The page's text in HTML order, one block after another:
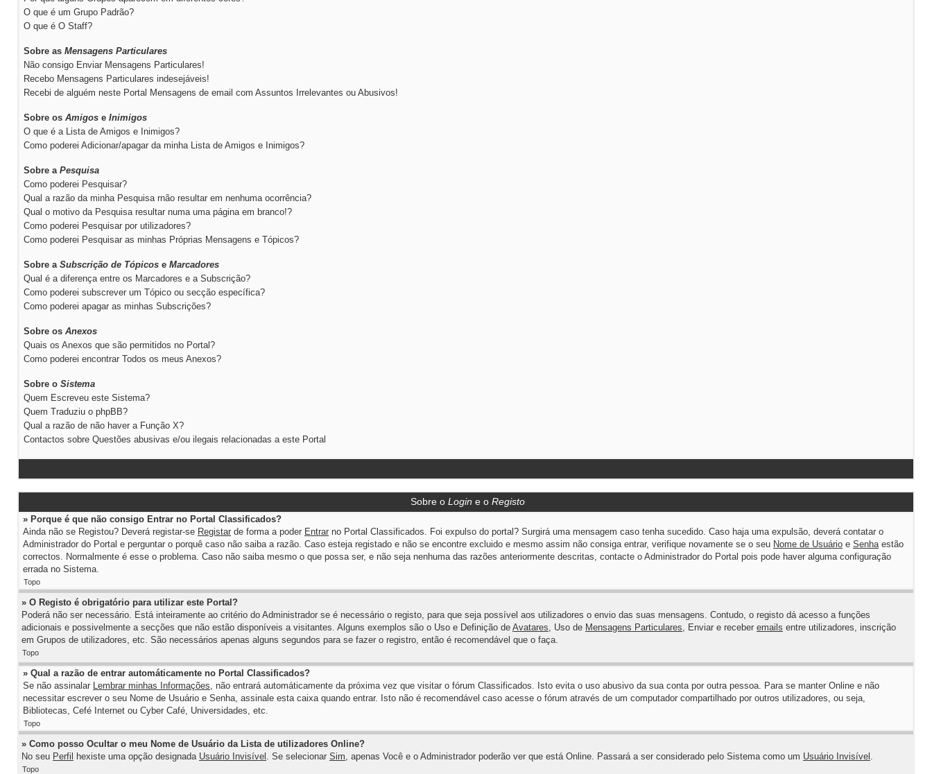
O que é um Grupo Padrão?
O que é O Staff?
Sobre as Mensagens Particulares
Não consigo Enviar Mensagens Particulares!
Recebo Mensagens Particulares indesejáveis!
Recebi de alguém neste Portal Mensagens de email com Assuntos Irrelevantes ou Abusivos!
Sobre os Amigos e Inimigos
O que é a Lista de Amigos e Inimigos?
Como poderei Adicionar/apagar da minha Lista de Amigos e Inimigos?
Sobre a Pesquisa
Como poderei Pesquisar?
Qual a razão da minha Pesquisa rnão resultar em nenhuma ocorrência?
Qual o motivo da Pesquisa resultar numa uma página em branco!?
Como poderei Pesquisar por utilizadores?
Como poderei Pesquisar as minhas Próprias Mensagens e Tópicos?
Sobre a Subscrição de Tópicos e Marcadores
Qual é a diferença entre os Marcadores e a Subscrição?
Como poderei subscrever um Tópico ou secção específica?
Como poderei apagar as minhas Subscrições?
Sobre os Anexos
Quais os Anexos que são permitidos no Portal?
Como poderei encontrar Todos os meus Anexos?
Sobre o Sistema
Quem Escreveu este Sistema?
Quem Traduziu o phpBB?
Qual a razão de não haver a Função X?
Contactos sobre Questões abusivas e/ou ilegais relacionadas a este Portal
Sobre o Login e o Registo
» Porque é que não consigo Entrar no Portal Classificados?
Ainda não se Registou? Deverá registar-se Registar de forma a poder Entrar no Portal Classificados. Foi expulso do portal? Surgirá uma mensagem caso tenha sucedido. Caso haja uma expulsão, deverá contatar o
Administrador do Portal e perguntar o porquê caso não saiba a razão. Caso esteja registado e não se encontre excluido e mesmo assim não consiga entrar, verifique novamente se o seu Nome de Usuário e Senhaestão
correctos. Normalmente é esse o problema. Caso não saiba mesmo o que possa ser, e não seja nenhuma das razões anteriormente descritas, contacte o Administrador do Portal pois pode haver alguma configuração
errada no Sistema.
Topo
» O Registo é obrigatório para utilizar este Portal?
Poderá não ser necessário. Está inteiramente ao critério do Administrador se é necessário o registo, para que seja possível aos utilizadores o envio das suas mensagens. Contudo, o registo dá acesso a funções
adicionais e possivelmente a secções que não estão disponíveis a visitantes. Alguns exemplos são o Uso e Definição de Avatares, Uso de Mensagens Particulares, Enviar e receber emails entre utilizadores, inscrição
em Grupos de utilizadores, etc. São necessários apenas alguns segundos para se fazer o registro, então é recomendável que o faça.
Topo
» Qual a razão de entrar automáticamente no Portal Classificados?
Se não assinalar Lembrar minhas Informações, não entrará automáticamente da próxima vez que visitar o fórum Classificados. Isto evita o uso abusivo da sua conta por outra pessoa. Para se manter Online e não
necessitar escrever o seu Nome de Usuário e Senha, assinale esta caixa quando entrar. Isto não é recomendável caso acesse o fórum através de um computador compartilhado por outros utilizadores, ou seja,
Bibliotecas, Cefé Internet ou Cyber Café, Universidades, etc.
Topo
» Como posso Ocultar o meu Nome de Usuário da Lista de utilizadores Online?
No seu Perfil hexiste uma opção designada Usuário Invisível . Se selecionar Sim, apenas Você e o Administrador poderão ver que está Online. Passará a ser considerado pelo Sistema como um Usuário Invisível .
Topo